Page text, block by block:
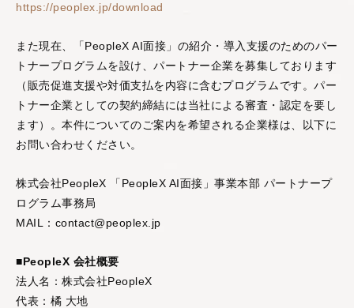
https://peoplex.jp/download
また現在、「PeopleX AI面接」の紹介・導入支援のためのパー
トナープログラムを設け、パートナー企業を募集しております
（販売促進支援や対価支払を内容に含むプログラムです。パー
トナー企業としての契約締結には当社による審査・認定を要し
ます）。本件についてのご案内を希望される企業様は、以下に
お問い合わせください。
株式会社PeopleX 「PeopleX AI面接」事業本部 パートナープ
ログラム事務局
MAIL：contact@peoplex.jp
■PeopleX 会社概要
法人名：株式会社PeopleX
代表：橘 大地